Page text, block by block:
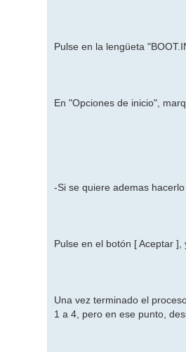
Pulse en la lengüeta
En "Opciones de inicio",
-Si se quiere ademas
Pulse en el botón [ Aceptar
Una vez terminado el
1 a 4, pero en ese punto,